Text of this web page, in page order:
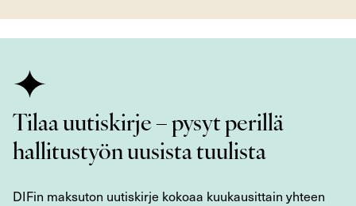
Tilaa uutiskirje – pysyt perillä
hallitustyön uusista tuulista
DIFin maksuton uutiskirje kokoaa kuukausittain yhteen